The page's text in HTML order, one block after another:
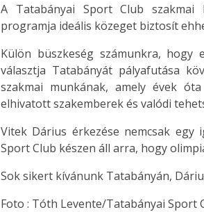
A Tatabányai Sport Club
programja ideális közeget biztosít
Külön büszkeség számunkra,
választja Tatabányát pályafutása
szakmai munkának, amely évek
elhivatott szakemberek és valódi
Vitek Dárius érkezése nemcsak egy
Sport Club készen áll arra, hogy
Sok sikert kívánunk Tatabányán,
Foto : Tóth Levente/Tatabányai Sport